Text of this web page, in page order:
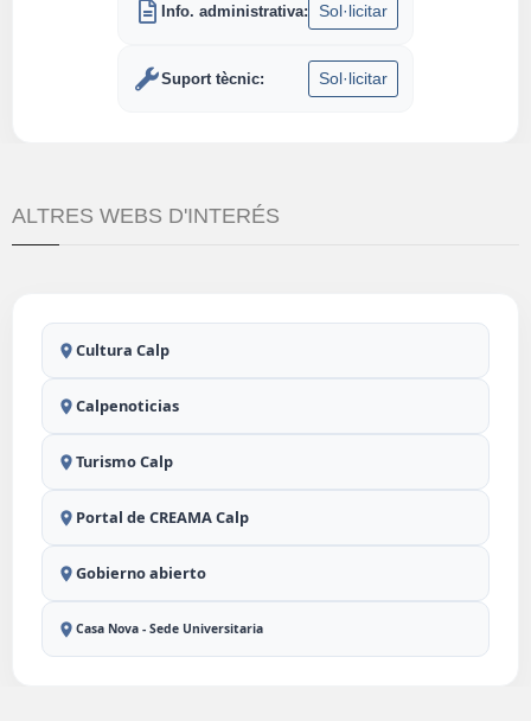
Info. administrativa: Sol·licitar
Suport tècnic: Sol·licitar
ALTRES WEBS D'INTERÉS
Cultura Calp
Calpenoticias
Turismo Calp
Portal de CREAMA Calp
Gobierno abierto
Casa Nova - Sede Universitaria